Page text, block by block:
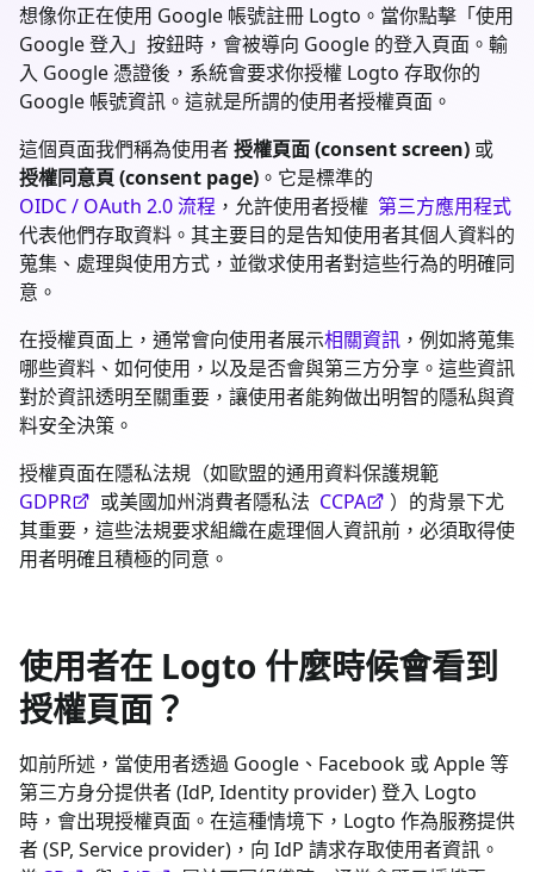
想像你正在使用 Google 帳號註冊 Logto。當你點擊「使用
Google 登入」按鈕時，會被導向 Google 的登入頁面。輸
入 Google 憑證後，系統會要求你授權 Logto 存取你的
Google 帳號資訊。這就是所謂的使用者授權頁面。
這個頁面我們稱為使用者授權頁面 (consent screen) 或
授權同意頁 (consent page) 。它是標準的
OIDC / OAuth 2.0 流程 ，允許使用者授權 第三方應用程式
代表他們存取資料。其主要目的是告知使用者其個人資料的
蒐集、處理與使用方式，並徵求使用者對這些行為的明確同
意。
在授權頁面上，通常會向使用者展示相關資訊 ，例如將蒐集
哪些資料、如何使用，以及是否會與第三方分享。這些資訊
對於資訊透明至關重要，讓使用者能夠做出明智的隱私與資
料安全決策。
授權頁面在隱私法規（如歐盟的通用資料保護規範
GDPR
或美國加州消費者隱私法 CCPA
）的背景下尤
其重要，這些法規要求組織在處理個人資訊前，必須取得使
用者明確且積極的同意。
使用者在 Logto 什麼時候會看到
授權頁面？
如前所述，當使用者透過 Google、Facebook 或 Apple 等
第三方身分提供者 (IdP, Identity provider) 登入 Logto
時，會出現授權頁面。在這種情境下，Logto 作為服務提供
者 (SP, Service provider)，向 IdP 請求存取使用者資訊。